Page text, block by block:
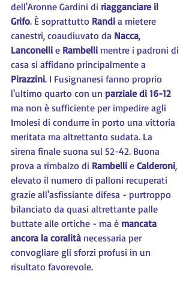
dell'Aronne Gardini di riagganciare il
Grifo. È soprattutto Randi a mietere
canestri, coaudiuvato da Nacca,
Lanconelli e Rambelli mentre i padroni di
casa si affidano principalmente a
Pirazzini. I Fusignanesi fanno proprio
l'ultimo quarto con un parziale di 16-12
ma non è sufficiente per impedire agli
Imolesi di condurre in porto una vittoria
meritata ma altrettanto sudata. La
sirena finale suona sul 52-42. Buona
prova a rimbalzo di Rambelli e Calderoni,
elevato il numero di palloni recuperati
grazie all'asfissiante difesa - purtroppo
bilanciato da quasi altrettante palle
buttate alle ortiche - ma è mancata
ancora la coralità necessaria per
convogliare gli sforzi profusi in un
risultato favorevole.